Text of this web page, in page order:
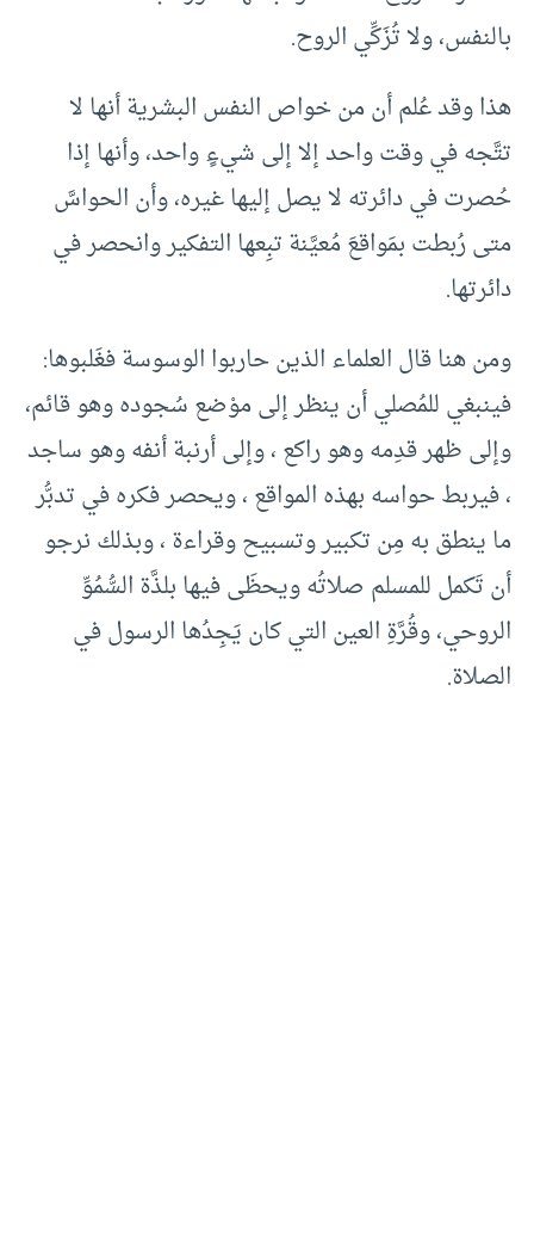
بالنفس، ولا تُزَكِّي الروح.
هذا وقد عُلم أن من خواص النفس البشرية أنها لا
تتَّجه في وقت واحد إلا إلى شيءٍ واحد، وأنها إذا
حُصرت في دائرته لا يصل إليها غيره، وأن الحواسَّ
متى رُبطت بمَواقعَ مُعيَّنة تبِعها التفكير وانحصر في
دائرتها.
ومن هنا قال العلماء الذين حاربوا الوسوسة فغَلبوها:
فينبغي للمُصلي أن ينظر إلى موْضع سُجوده وهو قائم،
وإلى ظهر قدِمه وهو راكع ، وإلى أرنبة أنفه وهو ساجد
، فيربط حواسه بهذه المواقع ، ويحصر فكره في تدبُّر
ما ينطق به مِن تكبير وتسبيح وقراءة ، وبذلك نرجو
أن تَكمل للمسلم صلاتُه ويحظَى فيها بلذَّة السُّمُوِّ
الروحي، وقُرَّةِ العين التي كان يَجِدُها الرسول في
الصلاة.